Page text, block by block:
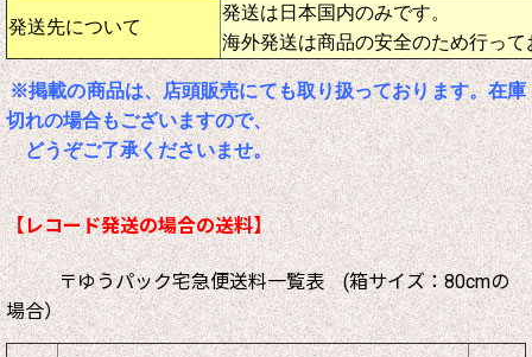
発送先について
発送は日本国内のみです。
海外発送は商品の安全のため行って
※掲載の商品は、店頭販売にても取り扱っております。在庫
切れの場合もございますので、
どうぞご了承くださいませ。
【レコード発送の場合の送料】
〒ゆうパック宅急便送料一覧表 (箱サイズ：80cmの
場合）